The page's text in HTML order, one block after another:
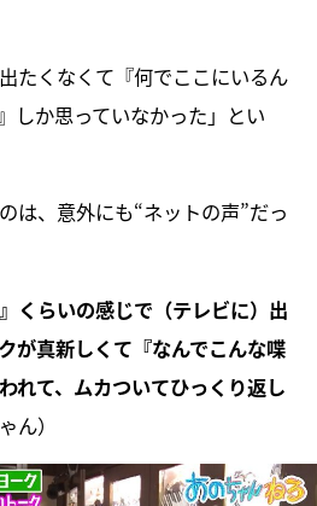
たくなくて『何でここにいるん
しか思っていなかった」とい
は、意外にも“ネットの声”だっ
くらいの感じで（テレビに）出
が真新しくて『なんでこんな喋
れて、ムカついてひっくり返し
ん）